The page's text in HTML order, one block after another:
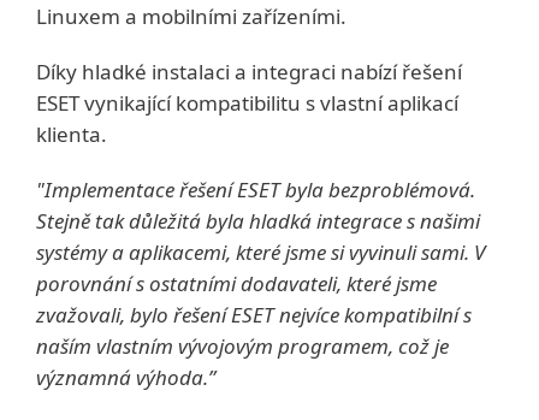
Linuxem a mobilními zařízeními.
Díky hladké instalaci a integraci nabízí řešení
ESET vynikající kompatibilitu s vlastní aplikací
klienta.
"Implementace řešení ESET byla bezproblémová.
Stejně tak důležitá byla hladká integrace s našimi
systémy a aplikacemi, které jsme si vyvinuli sami. V
porovnání s ostatními dodavateli, které jsme
zvažovali, bylo řešení ESET nejvíce kompatibilní s
naším vlastním vývojovým programem, což je
významná výhoda.”